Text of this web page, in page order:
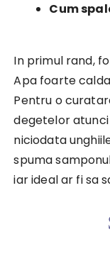
Cum
In primul rand,
Apa foarte
Pentru o
degetelor
niciodata
spuma
iar ideal ar fi sa